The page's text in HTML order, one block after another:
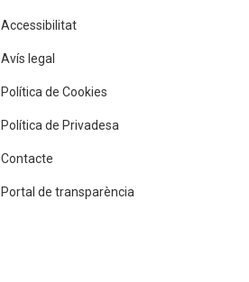
Accessibilitat
Avís legal
Política de Cookies
Política de Privadesa
Contacte
Portal de transparència